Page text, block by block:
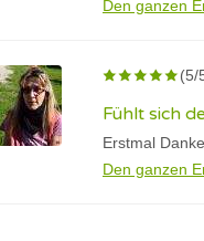
Den ganzen
(5/
Fühlt sich
Erstmal
Den ganzen